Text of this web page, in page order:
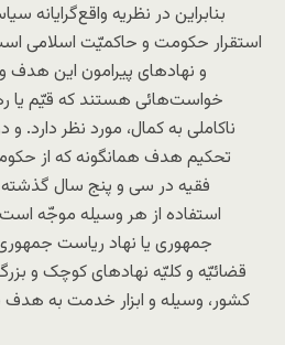
بنابراین در نظریه
استقرار حکومت و حاکمیّت اسلامی
و نهادهای پیرامون این هدف
خواست‌هائی هستند که قیّم یا
ناکاملی به کمال، مورد نظر دارد.
تحکیم هدف همانگونه که از
فقیه در سی و پنج سال گذشته
استفاده از هر وسیله موجّه
جمهوری یا نهاد ریاست
قضائیّه و کلیّه نهادهای کوچک و
کشور، وسیله و ابزار خدمت به